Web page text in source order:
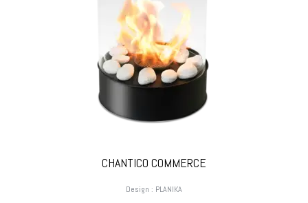
CHANTICO COMMERCE
Design : PLANIKA